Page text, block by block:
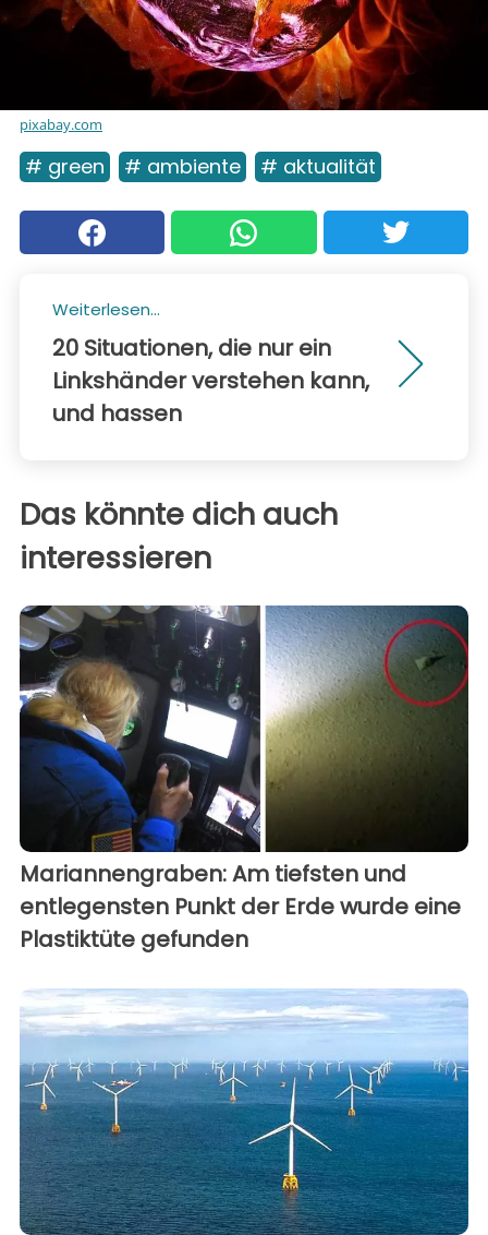
pixabay.com
# green # ambiente # aktualität
Weiterlesen...
20 Situationen, die nur ein
Linkshänder verstehen kann,
und hassen
Das könnte dich auch
interessieren
Mariannengraben: Am tiefsten und
entlegensten Punkt der Erde wurde eine
Plastiktüte gefunden